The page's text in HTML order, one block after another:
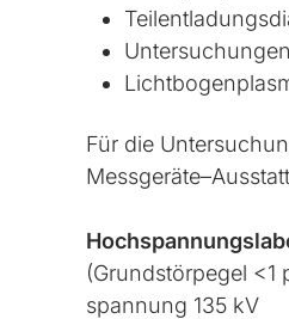
Für die
(Grundstörpe­gel
span­nung 135 kV